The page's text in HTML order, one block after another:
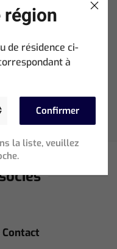
en vous appuyant
intuitives et
Contact
de résidence ci-
à
Confirmer
la liste, veuillez